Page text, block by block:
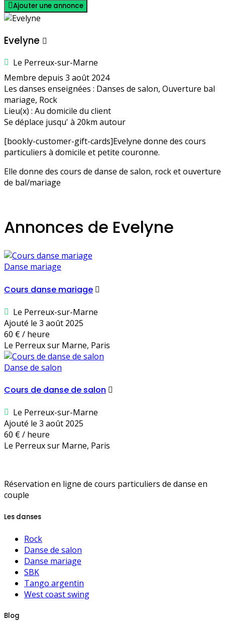
Ajouter une annonce
Evelyne
Le Perreux-sur-Marne
Membre depuis 3 août 2024
Les danses enseignées : Danses de salon, Ouverture bal
mariage, Rock
Lieu(x) : Au domicile du client
Se déplace jusqu' à 20km autour
[bookly-customer-gift-cards]Evelyne donne des cours
particuliers à domicile et petite couronne.
Elle donne des cours de danse de salon, rock et ouverture
de bal/mariage
Annonces de Evelyne
Danse mariage
Cours danse mariage
Le Perreux-sur-Marne
Ajouté le 3 août 2025
60 € / heure
Le Perreux sur Marne, Paris
Danse de salon
Cours de danse de salon
Le Perreux-sur-Marne
Ajouté le 3 août 2025
60 € / heure
Le Perreux sur Marne, Paris
Réservation en ligne de cours particuliers de danse en
couple
Les danses
Rock
Danse de salon
Danse mariage
SBK
Tango argentin
West coast swing
Blog